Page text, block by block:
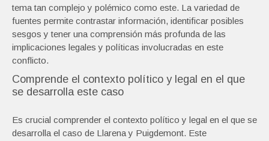
tema tan complejo y polémico como este. La variedad de
fuentes permite contrastar información, identificar posibles
sesgos y tener una comprensión más profunda de las
implicaciones legales y políticas involucradas en este
conflicto.
Comprende el contexto político y legal en el que
se desarrolla este caso
Es crucial comprender el contexto político y legal en el que se
desarrolla el caso de Llarena y Puigdemont. Este